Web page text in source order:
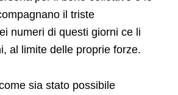
il triste
numeri di questi giorni ce li
al limite delle proprie forze.
sia stato possibile